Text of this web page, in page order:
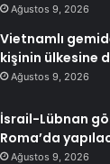
Ağustos 9, 2026
Vietnamlı
kişinin ülkesine
Ağustos 9, 2026
İsrail-Lübnan
Roma’da
Ağustos 9, 2026